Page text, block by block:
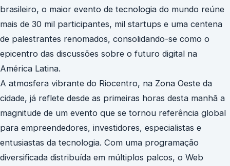
brasileiro, o maior evento de tecnologia do mundo reúne
mais de 30 mil participantes, mil startups e uma centena
de palestrantes renomados, consolidando-se como o
epicentro das discussões sobre o futuro digital na
América Latina.
A atmosfera vibrante do Riocentro, na Zona Oeste da
cidade, já reflete desde as primeiras horas desta manhã a
magnitude de um evento que se tornou referência global
para empreendedores, investidores, especialistas e
entusiastas da tecnologia. Com uma programação
diversificada distribuída em múltiplos palcos, o Web